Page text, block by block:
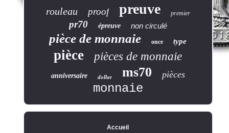
rouleau proof preuve premier
pr70 épreuve non circulé
pièce de monnaie once type
pièce pièces de monnaie
anniversaire dollar ms70 pièces
monnaie
Accueil